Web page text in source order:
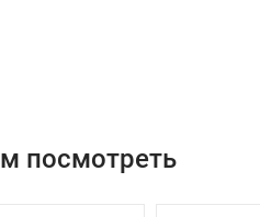
посмотреть